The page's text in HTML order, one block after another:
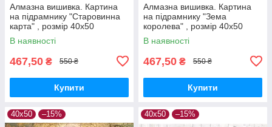
Алмазна вишивка. Картина
на підрамнику "Старовинна
карта" , розмір 40х50
В наявності
467,50 ₴ 550 ₴
Купити
Алмазна вишивка. Картина
на підрамнику "Зема
королева" , розмір 40х50
В наявності
467,50 ₴ 550 ₴
Купити
40х50 –15% 40х50 –15%